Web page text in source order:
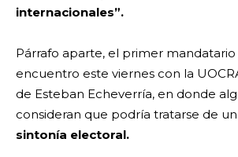
internacionales”.
Párrafo aparte, el primer
encuentro este viernes con la
de Esteban Echeverría, en donde
consideran que podría tratarse de
sintonía electoral.